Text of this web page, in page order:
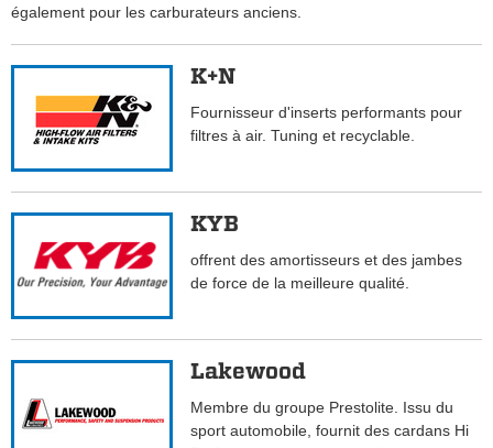
également pour les carburateurs anciens.
K+N
Fournisseur d'inserts performants pour
filtres à air. Tuning et recyclable.
KYB
offrent des amortisseurs et des jambes
de force de la meilleure qualité.
Lakewood
Membre du groupe Prestolite. Issu du
sport automobile, fournit des cardans Hi